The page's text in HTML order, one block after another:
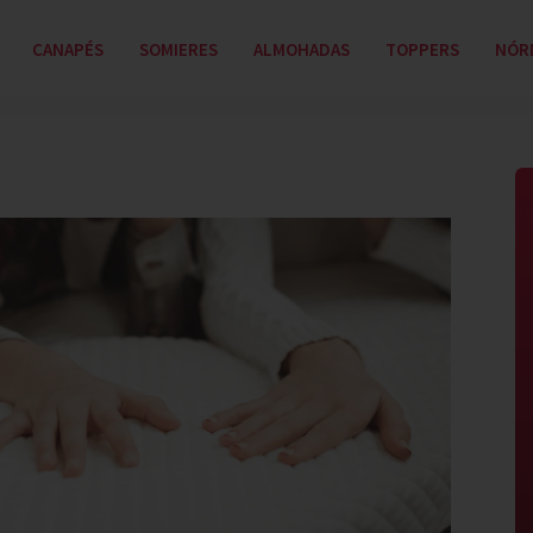
CANAPÉS SOMIERES ALMOHADAS TOPPERS